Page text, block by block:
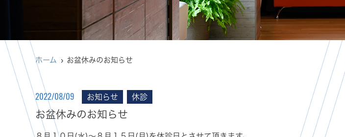
ホーム お盆休みのお知らせ
2022/08/09 お知らせ 休診
お盆休みのお知らせ